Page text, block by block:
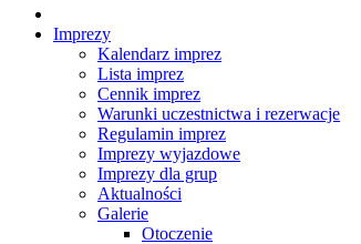
Imprezy
Kalendarz imprez
Lista imprez
Cennik imprez
Warunki uczestnictwa i rezerwacje
Regulamin imprez
Imprezy wyjazdowe
Imprezy dla grup
Aktualności
Galerie
Otoczenie